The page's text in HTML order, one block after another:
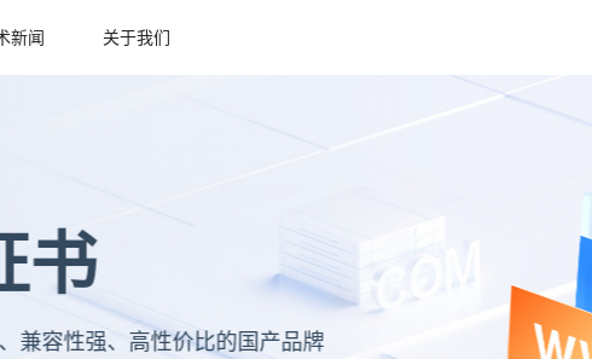
新闻 关于我们
比的国产品牌